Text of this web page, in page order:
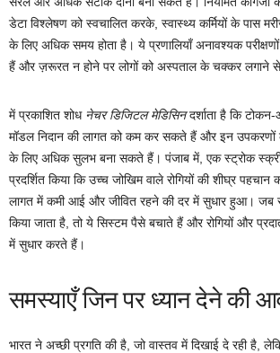
डेटा विश्लेषण को स्वचालित करके, स्वास्थ्य कर्मियों के पास
के लिए अधिक समय होता है। ये प्रणालियाँ अनावश्यक
हैं और ज़रूरत न होने पर लोगों को अस्पताल के चक्कर लगाने से
में प्रकाशित शोध नेचर डिजिटल मेडिसिनदर्शाता है कि टोकन-
मॉडल निदान की लागत को कम कर सकते हैं और इन उपकरणों
के लिए अधिक सुलभ बना सकते हैं। पंजाब में, एक स्ट्रोक
प्रदर्शित किया कि उच्च जोखिम वाले रोगियों की शीघ्र पहचान
लागत में कमी आई और जीवित रहने की दर में सुधार हुआ। जब
किया जाता है, तो ये सिस्टम पैसे बचाते हैं और रोगियों और
में सुधार करते हैं।
समस्याएँ जिन पर ध्यान देने की
भारत ने अच्छी प्रगति की है, जो वास्तव में दिखाई दे रही है,